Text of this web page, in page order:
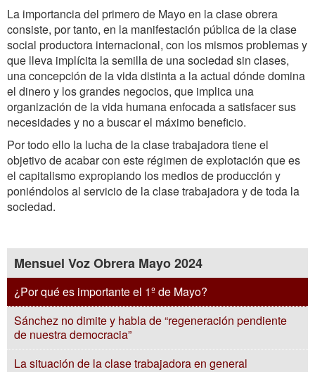
La importancia del primero de Mayo en la clase obrera
consiste, por tanto, en la manifestación pública de la clase
social productora internacional, con los mismos problemas y
que lleva implícita la semilla de una sociedad sin clases,
una concepción de la vida distinta a la actual dónde domina
el dinero y los grandes negocios, que implica una
organización de la vida humana enfocada a satisfacer sus
necesidades y no a buscar el máximo beneficio.
Por todo ello la lucha de la clase trabajadora tiene el
objetivo de acabar con este régimen de explotación que es
el capitalismo expropiando los medios de producción y
poniéndolos al servicio de la clase trabajadora y de toda la
sociedad.
Mensuel Voz Obrera Mayo 2024
¿Por qué es importante el 1º de Mayo?
Sánchez no dimite y habla de “regeneración pendiente
de nuestra democracia”
La situación de la clase trabajadora en general